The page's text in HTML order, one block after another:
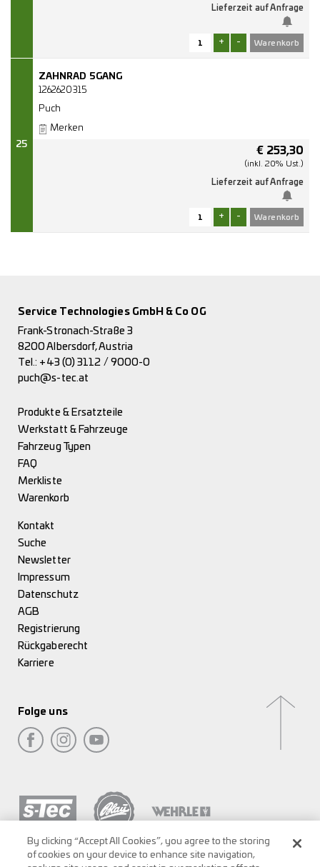
Lieferzeit auf Anfrage
+ -
25
ZAHNRAD 5GANG
1262620315
Puch
Merken
€ 253,30
(inkl. 20% Ust.)
Lieferzeit auf Anfrage
+ -
Service Technologies GmbH & Co OG
Frank-Stronach-Straße 3
8200 Albersdorf, Austria
Tel.: +43 (0) 3112 / 9000-0
puch@s-tec.at
Produkte & Ersatzteile
Werkstatt & Fahrzeuge
Fahrzeug Typen
FAQ
Merkliste
Warenkorb
Kontakt
Suche
Newsletter
Impressum
Datenschutz
AGB
Registrierung
Rückgaberecht
Karriere
Folge uns
By clicking “Accept All Cookies”, you agree to the storing
of cookies on your device to enhance site navigation,